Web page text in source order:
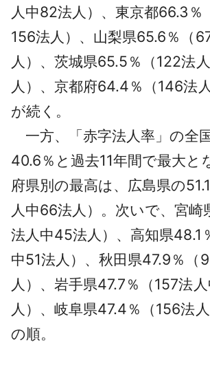
人中82法人）、東京都66.3％
156法人）、山梨県65.6％（
人）、茨城県65.5％（122法
人）、京都府64.4％（146法
が続く。
一方、「赤字法人率」の全
40.6％と過去11年間で最大と
府県別の最高は、広島県の
人中66法人）。次いで、宮
法人中45法人）、高知県48.1
中51法人）、秋田県47.9％（
人）、岩手県47.7％（157法
人）、岐阜県47.4％（156法人
の順。